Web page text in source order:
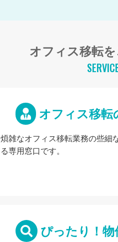
オフィス移転
オフィス移転
煩雑なオフィス移転業務の些細
る専用窓口です。
ぴったり！物